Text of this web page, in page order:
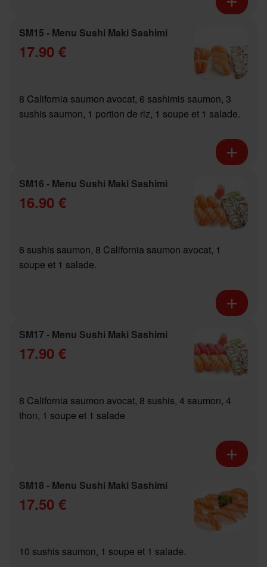
SM15 - Menu Sushi Maki Sashimi
17.90 €
8 California saumon avocat, 6 sashimis saumon, 3
sushis saumon, 1 portion de riz, 1 soupe et 1 salade.
SM16 - Menu Sushi Maki Sashimi
16.90 €
6 sushis saumon, 8 California saumon avocat, 1
soupe et 1 salade.
SM17 - Menu Sushi Maki Sashimi
17.90 €
8 California saumon avocat, 8 sushis, 4 saumon, 4
thon, 1 soupe et 1 salade
SM18 - Menu Sushi Maki Sashimi
17.50 €
10 sushis saumon, 1 soupe et 1 salade.